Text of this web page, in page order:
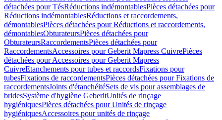
détachées pour TésRéductions indémontablesPièces détachées pour
Réductions indémontablesRéductions et raccordements,
démontablesPièces détachées pour Réductions et raccordements,
démontablesObturateursPièces détachées pour
ObturateursRaccordementsPièces détachées pour
RaccordementsAccessoires pour Geberit Mapress CuivrePièces
détachées pour Accessoires pour Geberit Mapress
CuivreEtanchements pour tubes et raccordsFixations pour
tubesFixations de raccordementsPièces détachées pour Fixations de
raccordementsJoints d'étanchéitéSets de vis pour assemblages de
bridesSystème d'hygiène GeberitUnités de rinçage
hygiéniquesPièces détachées pour Unités de rinçage
hygiéniquesAccessoires pour unités de rinçage